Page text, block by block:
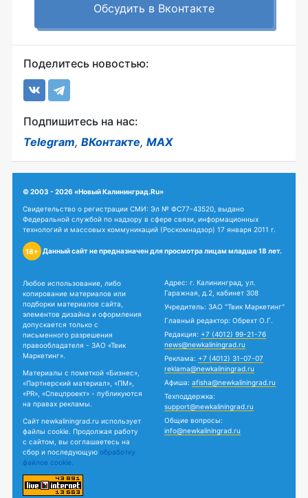
Обсудить в Вконтакте
Поделитесь новостью:
Подпишитесь на нас:
Telegram, ВКонтакте, MAX
© 2003 - 2026 «Новый Калининград.Ru»
Свидетельство о регистрации СМИ: Эл № ФС77-43520, выдано
Федеральной службой по надзору в сфере связи, информационных
технологий и массовых коммуникаций (Роскомнадзор) 17 января 2011 г.
18+ Данный сайт не предназначен для просмотра лицам младше 18 лет.
Любое использование, либо
копирование материалов или
подборки материалов сайта,
элементов дизайна и оформления
допускается только с
письменного разрешения
правообладателя - ЗАО «Твик
Маркетинг».
Материалы с пометкой «Бизнес»,
«Партнерский материал», «ПМ»,
«PR», «Спецпроект» - публикуются
на правах рекламы.
Сайт newkaliningrad.ru использует
файлы cookie. Продолжая работу
с сайтом, вы соглашаетесь на
сбор и последующую обработку
файлов cookie.
Адрес: г. Калининград, ул.
Гаражная, д.2, кабинет 308
Учредитель: ЗАО "Твик Маркетинг"
Главный редактор: Обрехт О.Г.
Редакция: +7 (4012) 99-21-76
news@newkaliningrad.ru
Реклама: +7 (4012) 31-07-07
reklama@newkaliningrad.ru
Афиша: afisha@newkaliningrad.ru
Техподдержка:
support@newkaliningrad.ru
Общие вопросы:
info@newkaliningrad.ru